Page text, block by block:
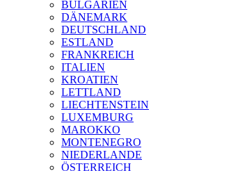
BULGARIEN
DÄNEMARK
DEUTSCHLAND
ESTLAND
FRANKREICH
ITALIEN
KROATIEN
LETTLAND
LIECHTENSTEIN
LUXEMBURG
MAROKKO
MONTENEGRO
NIEDERLANDE
ÖSTERREICH